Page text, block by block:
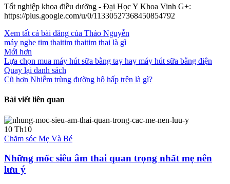
Tốt nghiệp khoa điều dưỡng - Đại Học Y Khoa Vinh G+:
https://plus.google.com/u/0/11330527368450854792
Xem tất cả bài đăng của Thảo Nguyễn
máy nghe tim thaitim thaitim thai là gì
Mới hơn
Lựa chọn mua máy hút sữa bằng tay hay máy hút sữa bằng điện
Quay lại danh sách
Cũ hơn Nhiễm trùng đường hô hấp trên là gì?
Bài viết liên quan
10 Th10
Chăm sóc Mẹ Và Bé
Những mốc siêu âm thai quan trọng nhất mẹ nên
lưu ý